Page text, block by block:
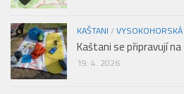
KAŠTANI /
Kaštani se připravují
19. 4. 2026